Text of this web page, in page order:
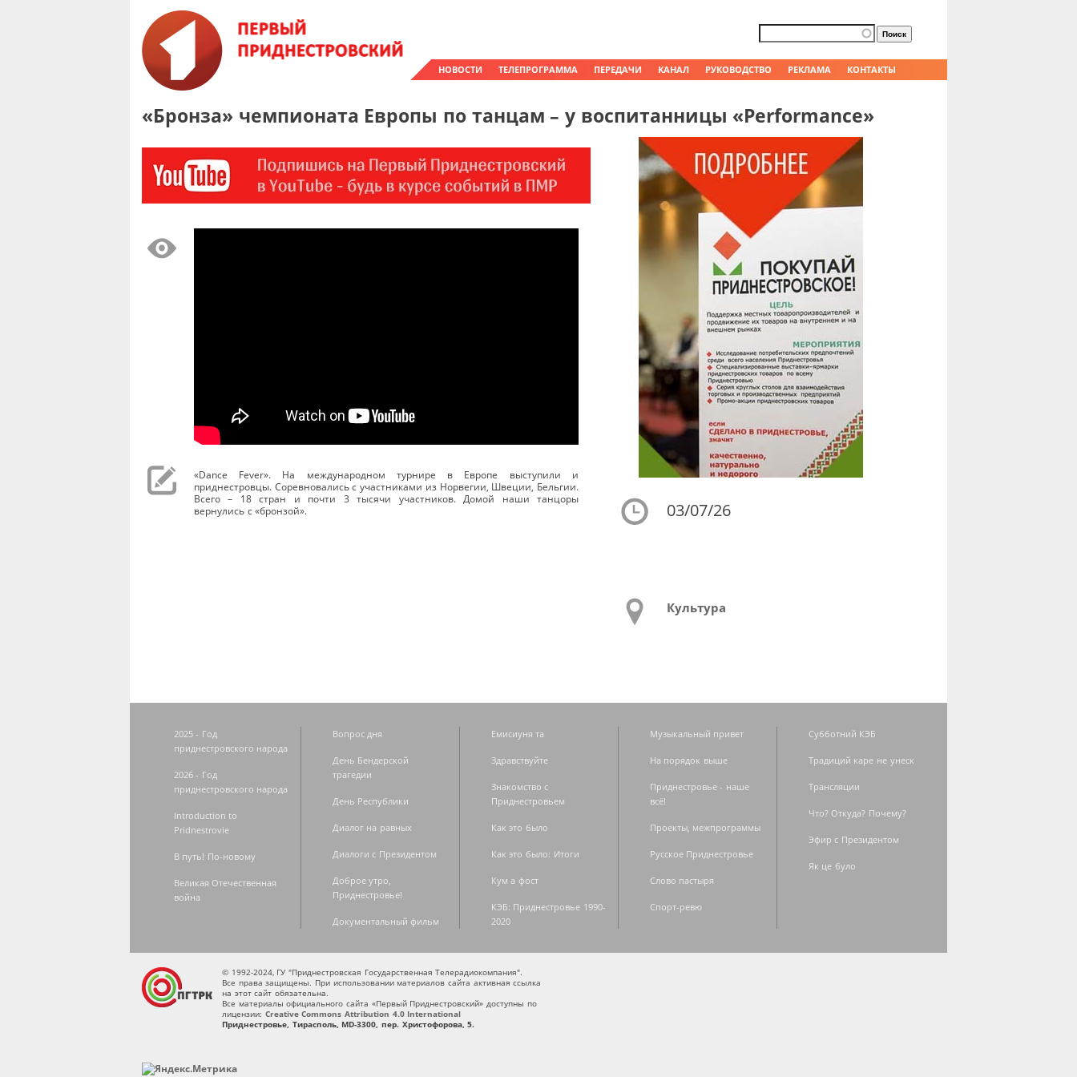
НОВОСТИ ТЕЛЕПРОГРАММА ПЕРЕДАЧИ КАНАЛ РУКОВОДСТВО РЕКЛАМА КОНТАКТЫ
Форма поиска
Поиск
«Бронза» чемпионата Европы по танцам – у воспитанницы «Performance»
«Dance Fever». На международном турнире в Европе выступили и
приднестровцы. Соревновались с участниками из Норвегии, Швеции, Бельгии.
Всего – 18 стран и почти 3 тысячи участников. Домой наши танцоры
вернулись с «бронзой».
03/07/26
Культура
2025 - Год
приднестровского народа
2026 - Год
приднестровского народа
Introduction to
Pridnestrovie
В путь! По-новому
Великая Отечественная
война
Вопрос дня
День Бендерской
трагедии
День Республики
Диалог на равных
Диалоги с Президентом
Доброе утро,
Приднестровье!
Документальный фильм
Емисиуня та
Здравствуйте
Знакомство с
Приднестровьем
Как это было
Как это было: Итоги
Кум а фост
КЭБ: Приднестровье 1990-
2020
Музыкальный привет
На порядок выше
Приднестровье - наше
всё!
Проекты, межпрограммы
Русское Приднестровье
Слово пастыря
Спорт-ревю
Субботний КЭБ
Традиций каре не унеск
Трансляции
Что? Откуда? Почему?
Эфир с Президентом
Як це було
© 1992-2024, ГУ "Приднестровская Государственная Телерадиокомпания".
Все права защищены. При использовании материалов сайта активная ссылка
на этот сайт обязательна.
Все материалы официального сайта «Первый Приднестровский» доступны по
лицензии: Creative Commons Attribution 4.0 International
Приднестровье, Тирасполь, MD-3300, пер. Христофорова, 5.